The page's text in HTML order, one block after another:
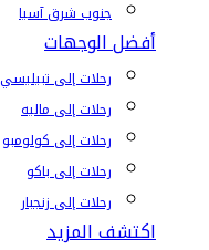
جنوب شرق آسيا
أفضل الوجهات
رحلات إلى تبيليسي
رحلات إلى ماليه
رحلات إلى كولومبو
رحلات إلى باكو
رحلات إلى زنجبار
اكتشف المزيد